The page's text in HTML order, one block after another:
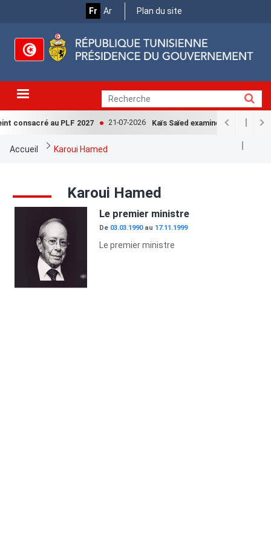
principal
Fr Ar
Menu
Plan du site
consacré au PLF 2027 21-07-2026 Kaïs Saïed examine avec la
FilAccueil Karoui Hamed
Karoui Hamed
Le premier ministre
De 03.03.1990 au 17.11.1999
Le premier ministre